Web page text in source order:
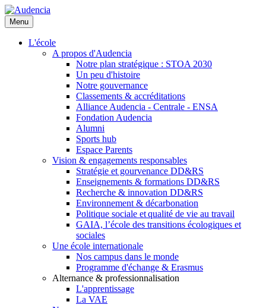
Aller
au
contenu
principal
Menu
L'école
A propos d'Audencia
Notre plan stratégique : STOA 2030
Un peu d'histoire
Notre gouvernance
Classements & accréditations
Alliance Audencia - Centrale - ENSA
Fondation Audencia
Alumni
Sports hub
Espace Parents
Vision & engagements responsables
Stratégie et gourvenance DD&RS
Enseignements & formations DD&RS
Recherche & innovation DD&RS
Environnement & décarbonation
Politique sociale et qualité de vie au travail
GAIA, l’école des transitions écologiques et
sociales
Une école internationale
Nos campus dans le monde
Programme d'échange & Erasmus
Alternance & professionnalisation
L'apprentissage
La VAE